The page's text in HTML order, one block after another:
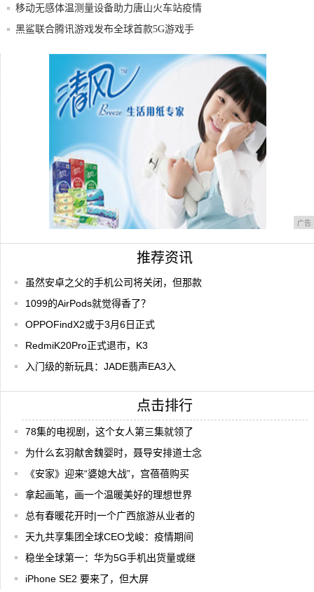
移动无感体温测量设备助力唐山火车站疫情
防控
黑鲨联合腾讯游戏发布全球首款5G游戏手
看过Reno的出厂测试发现 OPPO手机质量
广告
推荐资讯
虽然安卓之父的手机公司将关闭，但那款
1099的AirPods就觉得香了？
OPPOFindX2或于3月6日正式
RedmiK20Pro正式退市，K3
入门级的新玩具：JADE翡声EA3入
点击排行
78集的电视剧，这个女人第三集就领了
为什么玄羽献舍魏婴时，聂导安排道士念
《安家》迎来“婆媳大战”，宫蓓蓓购买
拿起画笔，画一个温暖美好的理想世界
总有春暖花开时|一个广西旅游从业者的
天九共享集团全球CEO戈峻：疫情期间
稳坐全球第一：华为5G手机出货量或继
iPhone SE2 要来了，但大屏